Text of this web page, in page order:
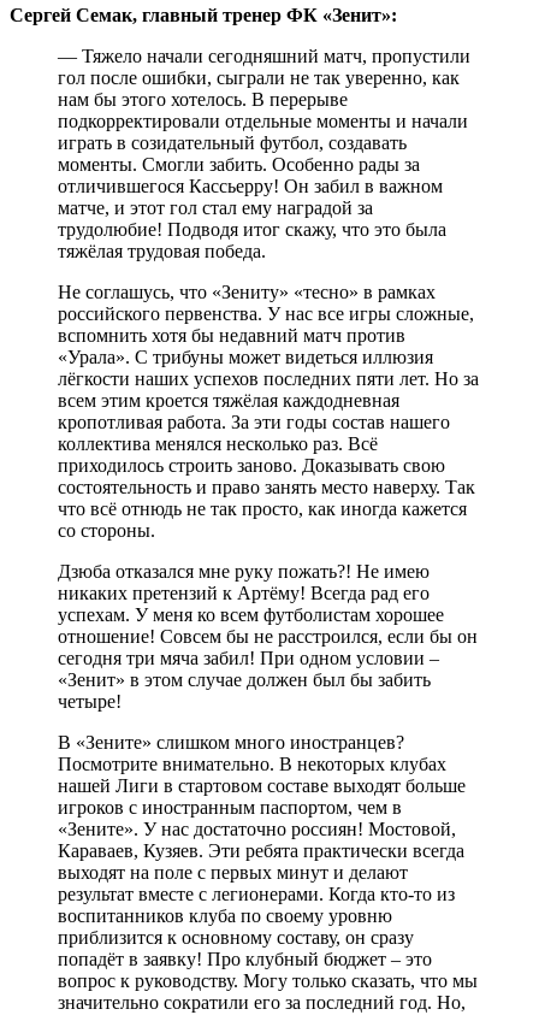
Сергей Семак, главный тренер ФК «Зенит»:
— Тяжело начали сегодняшний матч, пропустили
гол после ошибки, сыграли не так уверенно, как
нам бы этого хотелось. В перерыве
подкорректировали отдельные моменты и начали
играть в созидательный футбол, создавать
моменты. Смогли забить. Особенно рады за
отличившегося Кассьерру! Он забил в важном
матче, и этот гол стал ему наградой за
трудолюбие! Подводя итог скажу, что это была
тяжёлая трудовая победа.
Не соглашусь, что «Зениту» «тесно» в рамках
российского первенства. У нас все игры сложные,
вспомнить хотя бы недавний матч против
«Урала». С трибуны может видеться иллюзия
лёгкости наших успехов последних пяти лет. Но за
всем этим кроется тяжёлая каждодневная
кропотливая работа. За эти годы состав нашего
коллектива менялся несколько раз. Всё
приходилось строить заново. Доказывать свою
состоятельность и право занять место наверху. Так
что всё отнюдь не так просто, как иногда кажется
со стороны.
Дзюба отказался мне руку пожать?! Не имею
никаких претензий к Артёму! Всегда рад его
успехам. У меня ко всем футболистам хорошее
отношение! Совсем бы не расстроился, если бы он
сегодня три мяча забил! При одном условии –
«Зенит» в этом случае должен был бы забить
четыре!
В «Зените» слишком много иностранцев?
Посмотрите внимательно. В некоторых клубах
нашей Лиги в стартовом составе выходят больше
игроков с иностранным паспортом, чем в
«Зените». У нас достаточно россиян! Мостовой,
Караваев, Кузяев. Эти ребята практически всегда
выходят на поле с первых минут и делают
результат вместе с легионерами. Когда кто-то из
воспитанников клуба по своему уровню
приблизится к основному составу, он сразу
попадёт в заявку! Про клубный бюджет – это
вопрос к руководству. Могу только сказать, что мы
значительно сократили его за последний год. Но,